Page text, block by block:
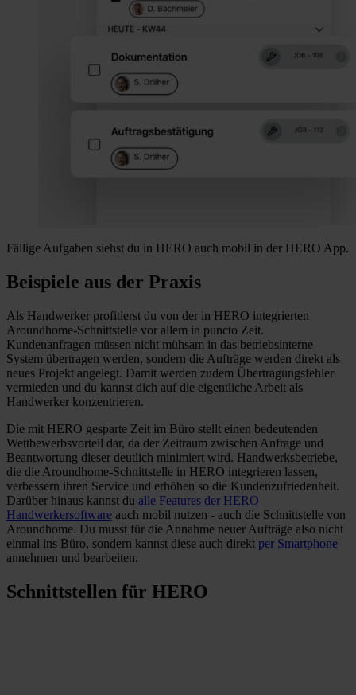
Fällige Aufgaben siehst du in HERO auch mobil in der HERO App.
Beispiele aus der Praxis
Als Handwerker profitierst du von der in HERO integrierten
Aroundhome-Schnittstelle vor allem in puncto Zeit.
Kundenanfragen müssen nicht mühsam in das betriebsinterne
System übertragen werden, sondern die Aufträge werden direkt als
neues Projekt angelegt. Damit werden zudem Übertragungsfehler
vermieden und du kannst dich auf die eigentliche Arbeit als
Handwerker konzentrieren.
Die mit HERO gesparte Zeit im Büro stellt einen bedeutenden
Wettbewerbsvorteil dar, da der Zeitraum zwischen Anfrage und
Beantwortung dieser deutlich minimiert wird. Handwerksbetriebe,
die die Aroundhome-Schnittstelle in HERO integrieren lassen,
verbessern ihren Service und erhöhen so die Kundenzufriedenheit.
Darüber hinaus kannst du alle Features der HERO
Handwerkersoftware auch mobil nutzen - auch die Schnittstelle von
Aroundhome. Du musst für die Annahme neuer Aufträge also nicht
einmal ins Büro, sondern kannst diese auch direkt per Smartphone
annehmen und bearbeiten.
Schnittstellen für HERO